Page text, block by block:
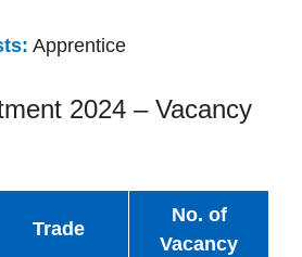
Apprentice
2024 – Vacancy
Trade
No. of
Vacancy